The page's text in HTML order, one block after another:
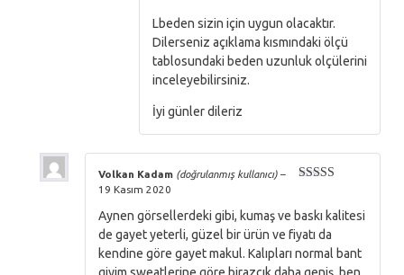
Lbeden sizin için uygun olacaktır.
Dilerseniz açıklama kısmındaki ölçü
tablosundaki beden uzunluk olçülerini
inceleyebilirsiniz.
İyi günler dileriz
Volkan Kadam (doğrulanmış kullanıcı) –
19 Kasım 2020
Aynen görsellerdeki gibi, kumaş ve baskı kalitesi
de gayet yeterli, güzel bir ürün ve fiyatı da
kendine göre gayet makul. Kalıpları normal bant